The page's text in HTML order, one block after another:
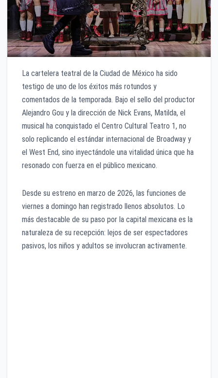
La cartelera teatral de la Ciudad de México ha sido
testigo de uno de los éxitos más rotundos y
comentados de la temporada. Bajo el sello del productor
Alejandro Gou y la dirección de Nick Evans, Matilda, el
musical ha conquistado el Centro Cultural Teatro 1, no
solo replicando el estándar internacional de Broadway y
el West End, sino inyectándole una vitalidad única que ha
resonado con fuerza en el público mexicano.
Desde su estreno en marzo de 2026, las funciones de
viernes a domingo han registrado llenos absolutos. Lo
más destacable de su paso por la capital mexicana es la
naturaleza de su recepción: lejos de ser espectadores
pasivos, los niños y adultos se involucran activamente.